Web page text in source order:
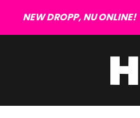
NEW DROPP, NU ONLINE!